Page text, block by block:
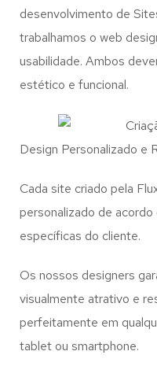
desenvolvimento de
trabalhamos o web
usabilidade. Ambos
estético e funcional.
Design Personalizado e
Cada site criado pela
personalizado de
específicas do cliente.
Os nossos designers
visualmente atrativo e
perfeitamente em
tablet ou smartphone.